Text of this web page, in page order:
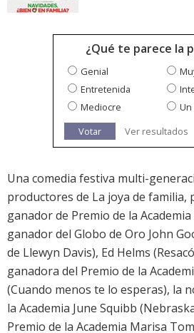
¿Qué te parece la
Genial
Entretenida
Mediocre
Votar
Ver resultados
Una comedia festiva multi-
productores de La joya de
ganador de Premio de la
ganador del Globo de Oro John
de Llewyn Davis), Ed Helms
ganadora del Premio de la
(Cuando menos te lo esperas), la
la Academia June Squibb
Premio de la Academia Marisa